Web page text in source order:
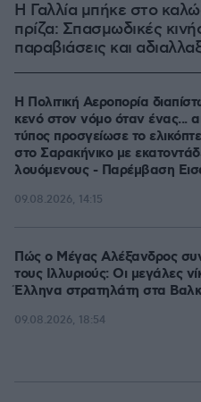
Η Γαλλία μπήκε στο
πρίζα: Σπασμωδικές
παραβιάσεις και
Η Πολιτική Αεροπορία
κενό στον νόμο όταν ένας...
τύπος προσγείωσε το
στο Σαρακήνικο με
λουόμενους - Παρέμβαση
09.08.2026, 14:15
Πώς ο Μέγας Αλέξανδρος
τους Ιλλυριούς: Οι μεγάλες
Έλληνα στρατηλάτη στα
09.08.2026, 18:54